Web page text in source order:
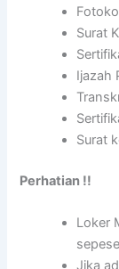
Surat
Ijazah
Surat
Perhatian !!
Loker